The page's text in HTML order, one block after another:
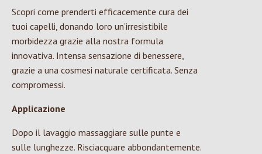
Scopri come prenderti efficacemente cura dei
tuoi capelli, donando loro un’irresistibile
morbidezza grazie alla nostra formula
innovativa. Intensa sensazione di benessere,
grazie a una cosmesi naturale certificata. Senza
compromessi.
Applicazione
Dopo il lavaggio massaggiare sulle punte e
sulle lunghezze. Risciacquare abbondantemente.